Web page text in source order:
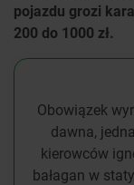
pojazdu grozi
200 do 1000 zł.
Obowiązek
dawna,
kierowców
bałagan w